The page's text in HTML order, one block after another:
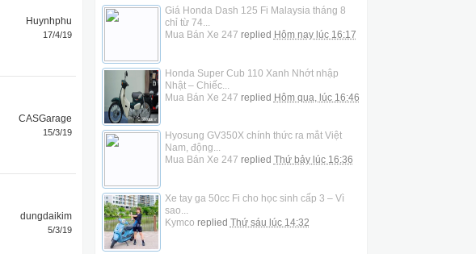
Huynhphu
17/4/19
CASGarage
15/3/19
dungdaikim
5/3/19
Giá Honda Dash 125 Fi Malaysia tháng 8
chỉ từ 74...
Mua Bán Xe 247 replied Hôm nay lúc 16:17
Honda Super Cub 110 Xanh Nhớt nhập
Nhật – Chiếc...
Mua Bán Xe 247 replied Hôm qua, lúc 16:46
Hyosung GV350X chính thức ra mắt Việt
Nam, động...
Mua Bán Xe 247 replied Thứ bảy lúc 16:36
Xe tay ga 50cc Fi cho học sinh cấp 3 – Vì
sao...
Kymco replied Thứ sáu lúc 14:32